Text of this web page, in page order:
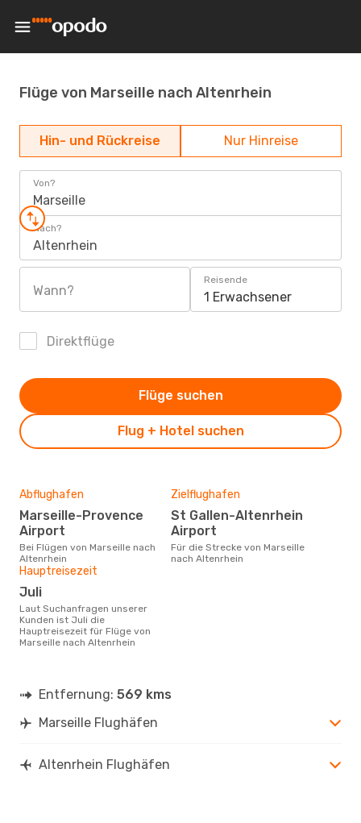
Flüge von Marseille nach Altenrhein
Hin- und Rückreise Nur Hinreise
Von?
Marseille
Nach?
Altenrhein
Wann?
Reisende
1 Erwachsener
Direktflüge
Flug + Hotel suchen
Flüge suchen
Abflughafen
Marseille-Provence
Airport
Bei Flügen von Marseille nach
Altenrhein
Zielflughafen
St Gallen-Altenrhein
Airport
Für die Strecke von Marseille
nach Altenrhein
Hauptreisezeit
Juli
Laut Suchanfragen unserer
Kunden ist Juli die
Hauptreisezeit für Flüge von
Marseille nach Altenrhein
Entfernung: 569 kms
Marseille Flughäfen
Altenrhein Flughäfen